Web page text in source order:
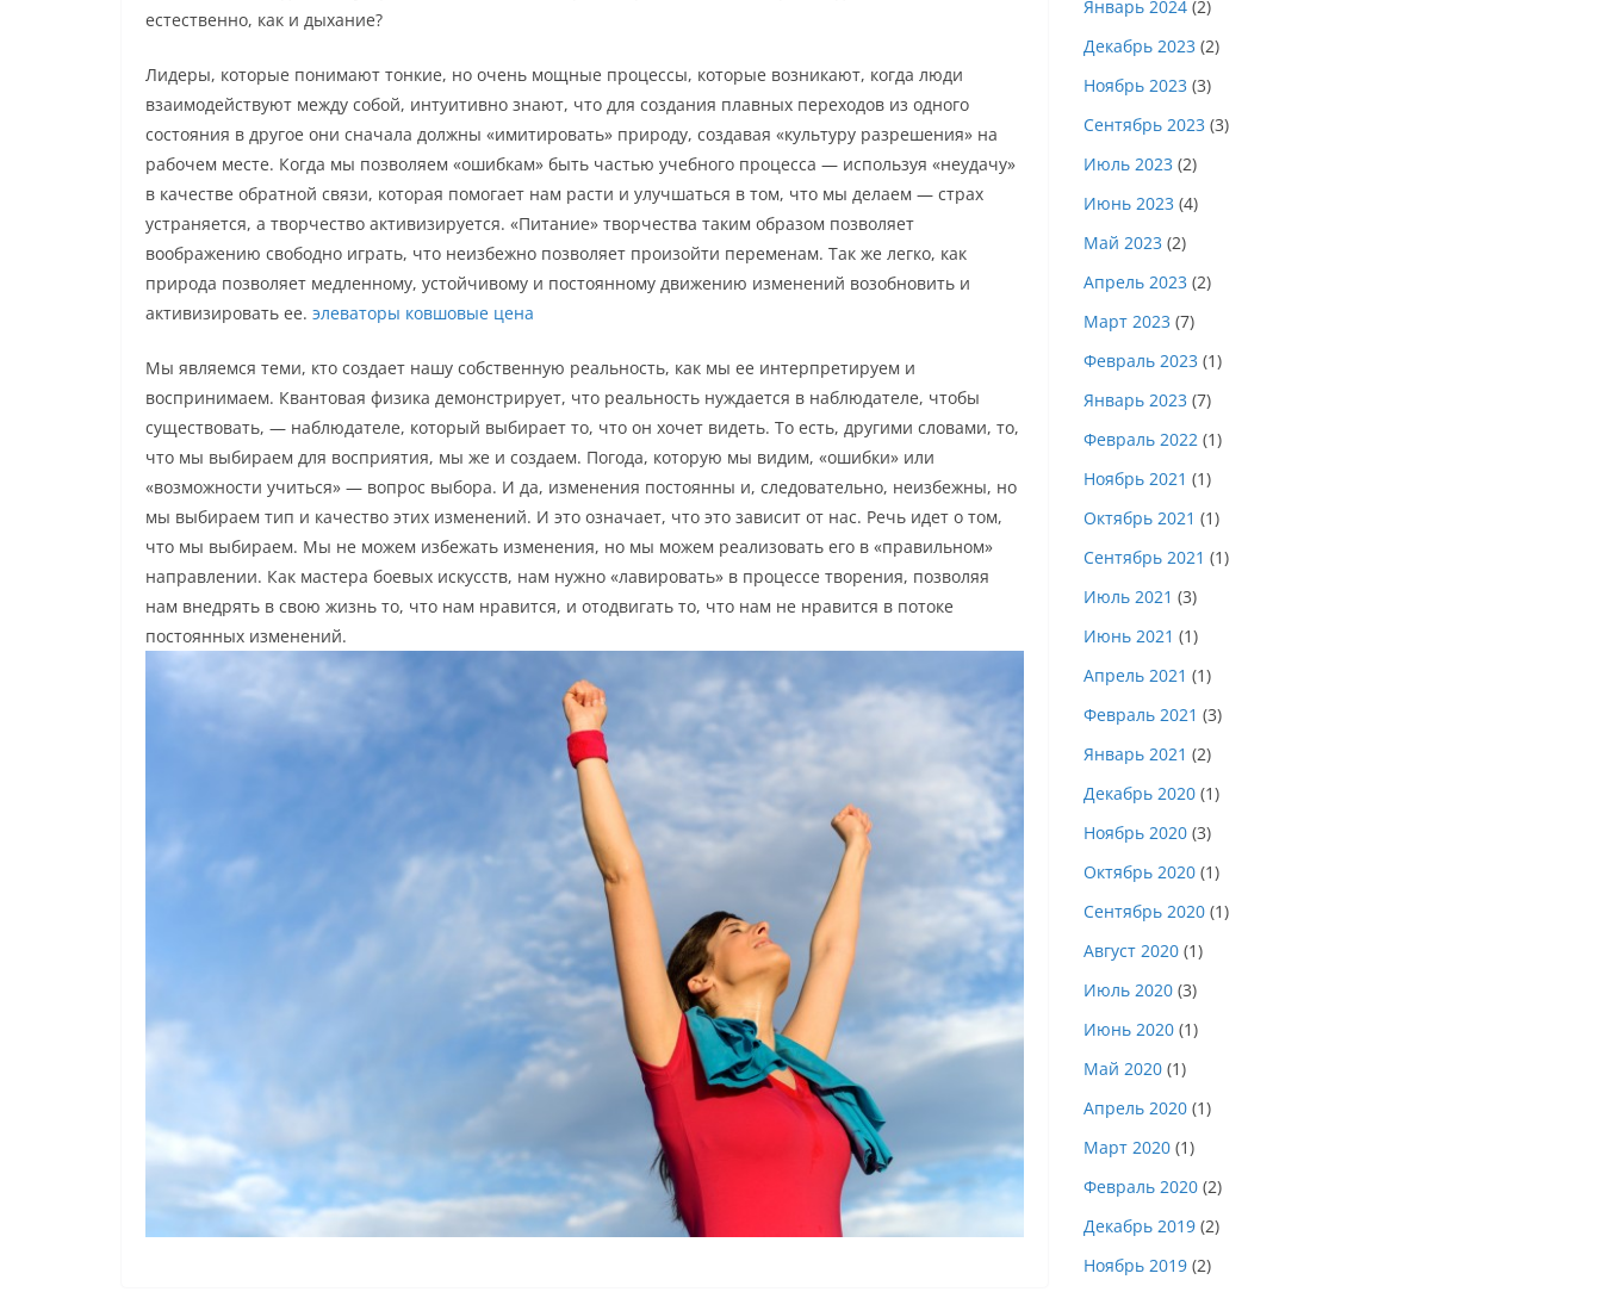
естественно, как и дыхание?
Лидеры, которые понимают тонкие, но очень мощные процессы, которые возникают, когда люди
взаимодействуют между собой, интуитивно знают, что для создания плавных переходов из одного
состояния в другое они сначала должны «имитировать» природу, создавая «культуру разрешения» на
рабочем месте. Когда мы позволяем «ошибкам» быть частью учебного процесса — используя «неудачу»
в качестве обратной связи, которая помогает нам расти и улучшаться в том, что мы делаем — страх
устраняется, а творчество активизируется. «Питание» творчества таким образом позволяет
воображению свободно играть, что неизбежно позволяет произойти переменам. Так же легко, как
природа позволяет медленному, устойчивому и постоянному движению изменений возобновить и
активизировать ее. элеваторы ковшовые цена
Мы являемся теми, кто создает нашу собственную реальность, как мы ее интерпретируем и
воспринимаем. Квантовая физика демонстрирует, что реальность нуждается в наблюдателе, чтобы
существовать, — наблюдателе, который выбирает то, что он хочет видеть. То есть, другими словами, то,
что мы выбираем для восприятия, мы же и создаем. Погода, которую мы видим, «ошибки» или
«возможности учиться» — вопрос выбора. И да, изменения постоянны и, следовательно, неизбежны, но
мы выбираем тип и качество этих изменений. И это означает, что это зависит от нас. Речь идет о том,
что мы выбираем. Мы не можем избежать изменения, но мы можем реализовать его в «правильном»
направлении. Как мастера боевых искусств, нам нужно «лавировать» в процессе творения, позволяя
нам внедрять в свою жизнь то, что нам нравится, и отодвигать то, что нам не нравится в потоке
постоянных изменений.
Январь 2024 (2)
Декабрь 2023 (2)
Ноябрь 2023 (3)
Сентябрь 2023 (3)
Июль 2023 (2)
Июнь 2023 (4)
Май 2023 (2)
Апрель 2023 (2)
Март 2023 (7)
Февраль 2023 (1)
Январь 2023 (7)
Февраль 2022 (1)
Ноябрь 2021 (1)
Октябрь 2021 (1)
Сентябрь 2021 (1)
Июль 2021 (3)
Июнь 2021 (1)
Апрель 2021 (1)
Февраль 2021 (3)
Январь 2021 (2)
Декабрь 2020 (1)
Ноябрь 2020 (3)
Октябрь 2020 (1)
Сентябрь 2020 (1)
Август 2020 (1)
Июль 2020 (3)
Июнь 2020 (1)
Май 2020 (1)
Апрель 2020 (1)
Март 2020 (1)
Февраль 2020 (2)
Декабрь 2019 (2)
Ноябрь 2019 (2)